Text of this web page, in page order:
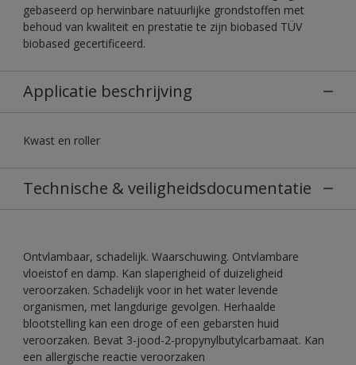
gebaseerd op herwinbare natuurlijke grondstoffen met
behoud van kwaliteit en prestatie te zijn biobased TÜV
biobased gecertificeerd.
Applicatie beschrijving
Kwast en roller
Technische & veiligheidsdocumentatie
Ontvlambaar, schadelijk. Waarschuwing. Ontvlambare
vloeistof en damp. Kan slaperigheid of duizeligheid
veroorzaken. Schadelijk voor in het water levende
organismen, met langdurige gevolgen. Herhaalde
blootstelling kan een droge of een gebarsten huid
veroorzaken. Bevat 3-jood-2-propynylbutylcarbamaat. Kan
een allergische reactie veroorzaken